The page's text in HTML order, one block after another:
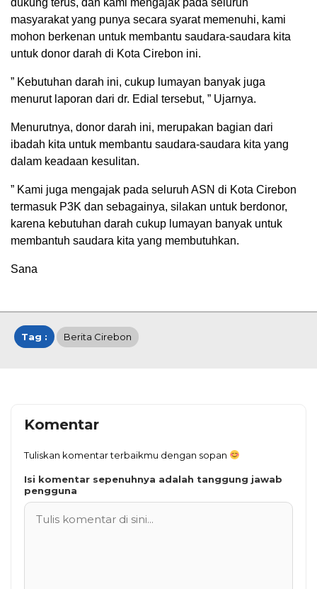
dukung terus, dan kami mengajak pada seluruh
masyarakat yang punya secara syarat memenuhi, kami
mohon berkenan untuk membantu saudara-saudara kita
untuk donor darah di Kota Cirebon ini.
” Kebutuhan darah ini, cukup lumayan banyak juga
menurut laporan dari dr. Edial tersebut, ” Ujarnya.
Menurutnya, donor darah ini, merupakan bagian dari
ibadah kita untuk membantu saudara-saudara kita yang
dalam keadaan kesulitan.
” Kami juga mengajak pada seluruh ASN di Kota Cirebon
termasuk P3K dan sebagainya, silakan untuk berdonor,
karena kebutuhan darah cukup lumayan banyak untuk
membantuh saudara kita yang membutuhkan.
Sana
Tag : Berita Cirebon
Komentar
Tuliskan komentar terbaikmu dengan sopan
Isi komentar sepenuhnya adalah tanggung jawab
pengguna